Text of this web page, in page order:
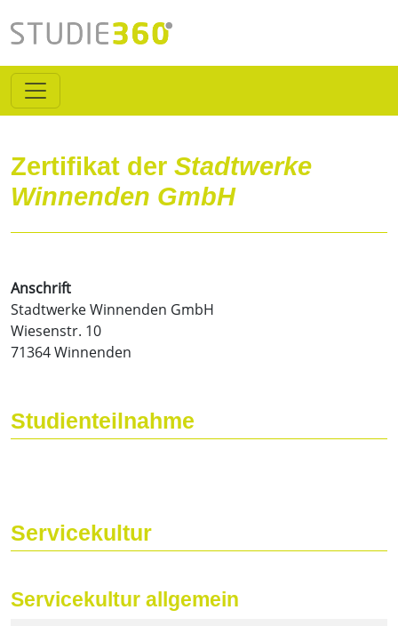
Zertifikat der Stadtwerke
Winnenden GmbH
Anschrift
Stadtwerke Winnenden GmbH
Wiesenstr. 10
71364 Winnenden
Studienteilnahme
Servicekultur
Servicekultur allgemein